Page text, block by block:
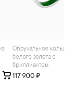
Обручальное кольцо из
белого золота с
бриллиантом
117 900 ₽